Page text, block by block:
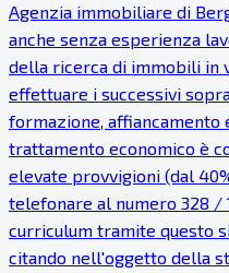
Agenzia immobiliare di
anche senza esperienza
della ricerca di immobili in
effettuare i successivi
formazione, affiancamento
trattamento economico è
elevate provvigioni (dal
telefonare al numero 328 /
curriculum tramite questo
citando nell'oggetto della